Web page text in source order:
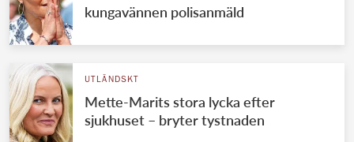
kungavännen polisanmäld
UTLÄNDSKT
Mette-Marits stora lycka efter
sjukhuset – bryter tystnaden